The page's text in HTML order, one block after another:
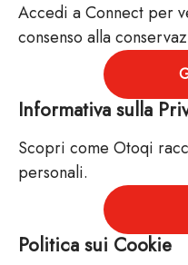
Accedi a Connect per
consenso alla
Informativa sulla
Scopri come Otoqi
personali.
Politica sui Cookie